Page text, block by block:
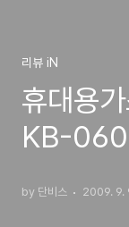
리뷰 iN
휴대용
KB-
by 단비스 2009. 9.